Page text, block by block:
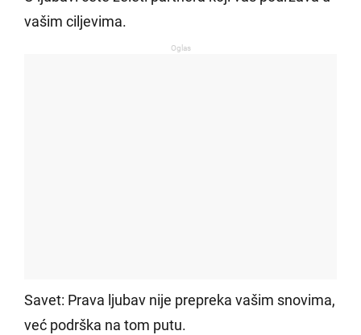
vašim ciljevima.
Oglas
Savet: Prava ljubav nije prepreka vašim snovima,
već podrška na tom putu.